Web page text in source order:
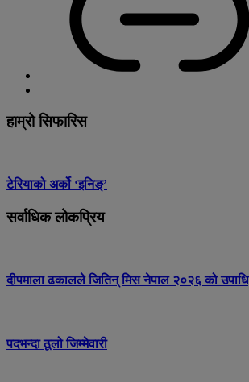
हाम्रो सिफारिस
टेरियाको अर्को ‘इनिङ्’
सर्वाधिक लोकप्रिय
दीपमाला ढकालले जितिन् मिस नेपाल २०२६ को उपाधि
पदभन्दा ठूलो जिम्मेवारी